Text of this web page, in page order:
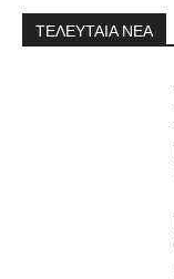
ΤΕΛΕΥΤΑΙΑ ΝΕΑ